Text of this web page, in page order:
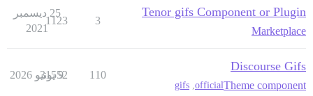
Tenor gifs Component or Plugin
Marketplace
3
1123
25 ديسمبر
2021
Discourse Gifs
Theme component
official
,
gifs
110
31552
9 يونيو 2026